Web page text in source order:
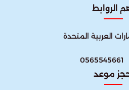
الروابط
العربية المتحدة​
0565545661
موعد